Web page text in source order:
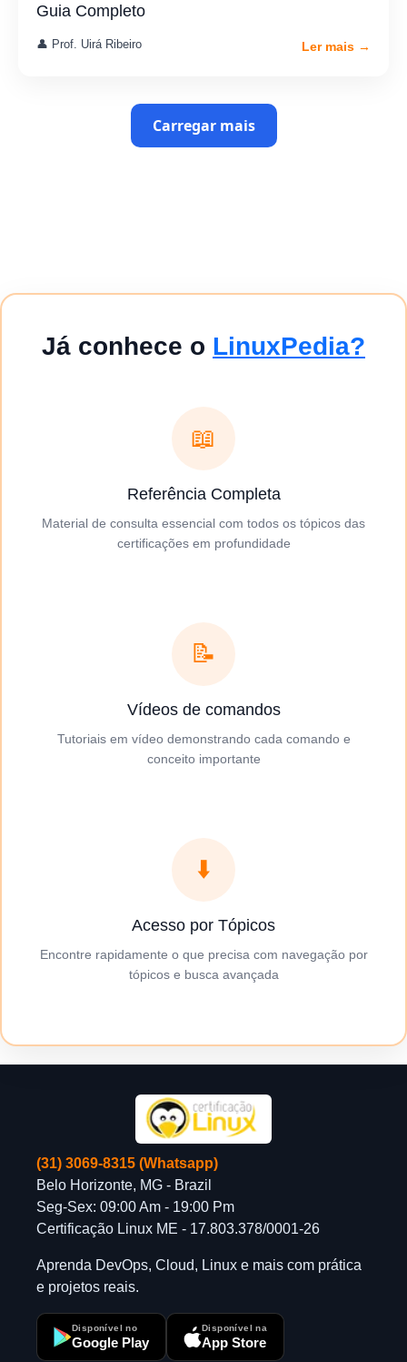
Guia Completo
👤 Prof. Uirá Ribeiro Ler mais →
Carregar mais
Já conhece o LinuxPedia?
📖
Referência Completa
Material de consulta essencial com todos os tópicos das
certificações em profundidade
📝
Vídeos de comandos
Tutoriais em vídeo demonstrando cada comando e
conceito importante
⬇️
Acesso por Tópicos
Encontre rapidamente o que precisa com navegação por
tópicos e busca avançada
(31) 3069-8315 (Whatsapp)
Belo Horizonte, MG - Brazil
Seg-Sex: 09:00 Am - 19:00 Pm
Certificação Linux ME - 17.803.378/0001-26
Aprenda DevOps, Cloud, Linux e mais com prática
e projetos reais.
Disponível no
Google Play
Disponível na
App Store